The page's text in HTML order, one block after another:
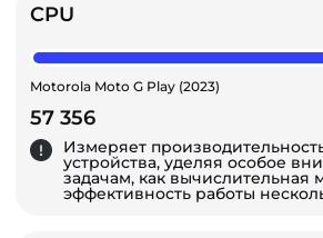
CPU
Motorola Moto G Play (2023)
57 356
Измеряет
устройства, уделяя особое
задачам, как вычислительная
эффективность работы